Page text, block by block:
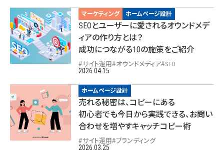
マーケティング ホームページ設計
SEOとユーザーに愛されるオウンドメデ
ィアの作り方とは？
成功につながる10の施策をご紹介
サイト運用 オウンドメディア SEO
2026.04.15
ホームページ設計
売れる秘密は、コピーにある
初心者でも今日から実践できる、お問い
合わせを増やすキャッチコピー術
サイト運用 ブランディング
2026.03.25